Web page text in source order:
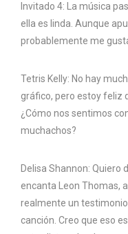
Invitado 4: La música
ella es linda. Aunque
probablemente me
Tetris Kelly: No hay
gráfico, pero estoy feliz
¿Cómo nos sentimos
muchachos?
Delisa Shannon: Quiero
encanta Leon Thomas,
realmente un
canción. Creo que eso